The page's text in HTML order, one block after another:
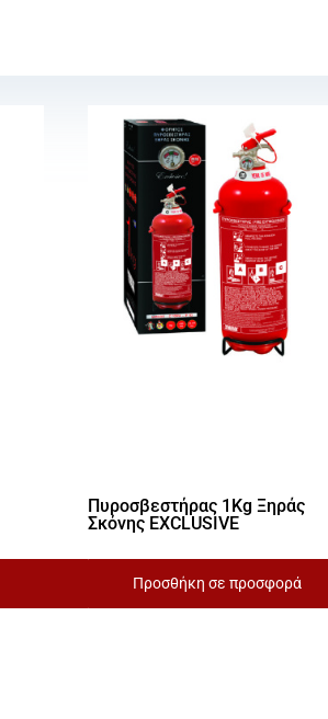
Πυροσβεστήρας 1Kg Ξηράς
Σκόνης EXCLUSIVE
Προσθήκη σε προσφορά